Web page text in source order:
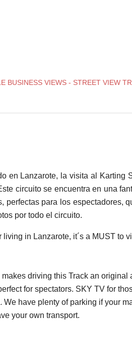
BUSINESS VIEWS - STREET VIEW
en Lanzarote, la visita al Karting
circuito se encuentra en una
para los espectadores,
por todo el circuito.
in Lanzarote, it´s a MUST to
driving this Track an original
for spectators. SKY TV for
have plenty of parking if your
your own transport.